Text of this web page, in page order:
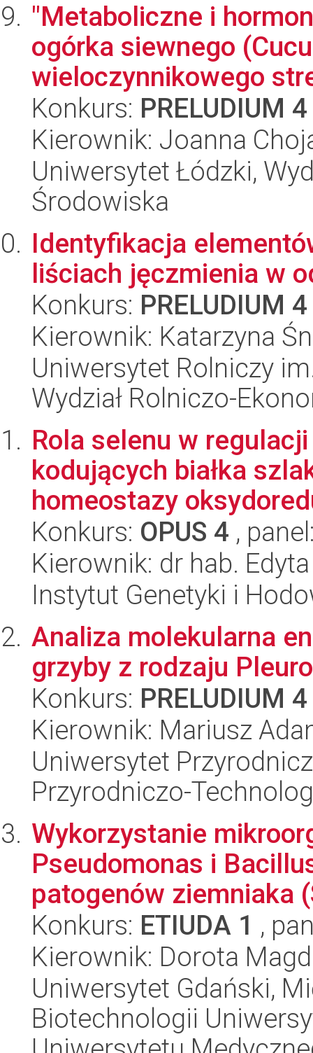
"Metaboliczne i
ogórka siewnego
wieloczynnikowego
Konkurs: PRELUDIUM 4
Kierownik: Joanna
Uniwersytet Łódzki,
Środowiska
Identyfikacja
liściach jęczmienia w
Konkurs: PRELUDIUM 4
Kierownik: Katarzyna
Uniwersytet Rolniczy
Wydział Rolniczo-
Rola selenu w
kodujących białka
homeostazy
Konkurs: OPUS 4 ,
Kierownik: dr hab.
Instytut Genetyki i
Analiza molekularna
grzyby z rodzaju
Konkurs: PRELUDIUM 4
Kierownik: Mariusz
Uniwersytet
Przyrodniczo-
Wykorzystanie
Pseudomonas i
patogenów ziemniaka
Konkurs: ETIUDA 1 ,
Kierownik: Dorota
Uniwersytet Gdański,
Biotechnologii